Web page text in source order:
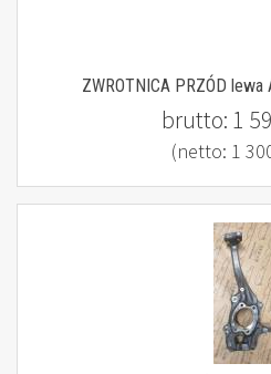
ZWROTNICA PRZÓD
brutto: 1
(netto: 1